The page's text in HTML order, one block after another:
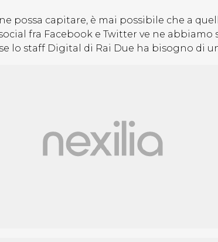
possa capitare, è mai possibile che a
fra Facebook e Twitter ve ne abbiamo
lo staff Digital di Rai Due ha bisogno di